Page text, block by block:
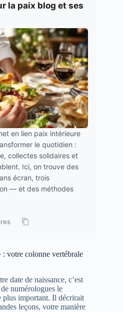
la paix blog et ses
en lien paix intérieure
le quotidien :
collectes solidaires et
Ici, on trouve des
écran, trois
— et des méthodes
·
votre colonne vertébrale
date de naissance, c’est
numérologues le
plus important. Il décrirait
leçons, votre manière